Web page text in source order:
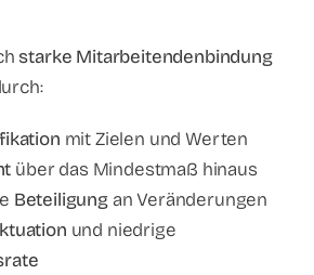
starke Mitarbeitendenbindung
mit Zielen und Werten
über das Mindestmaß hinaus
Beteiligungan Veränderungen
und niedrige